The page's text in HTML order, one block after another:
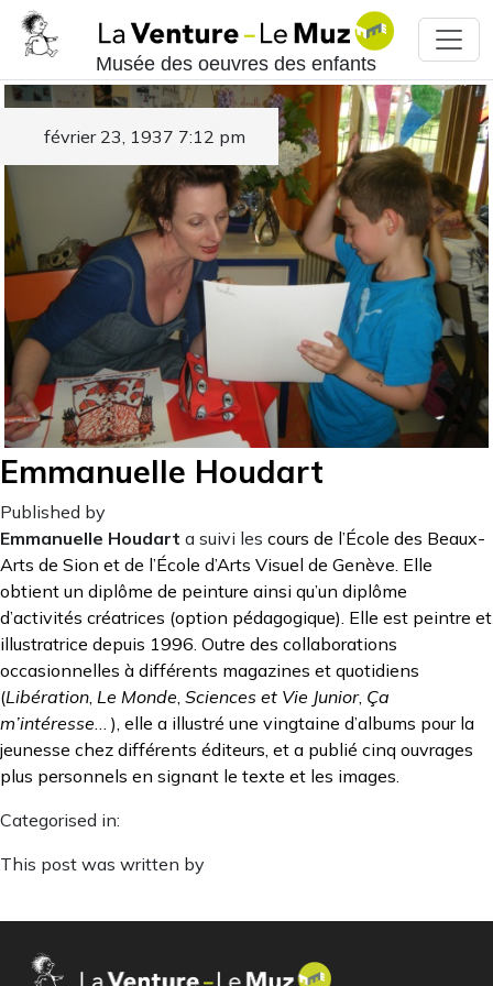
Musée des oeuvres des enfants
Emmanuelle Houdart
février 23, 1937 7:12 pm
Published by
Emmanuelle Houdart a suivi les cours de l’École des Beaux-
Arts de Sion et de l’École d’Arts Visuel de Genève. Elle
obtient un diplôme de peinture ainsi qu’un diplôme
d’activités créatrices (option pédagogique). Elle est peintre et
illustratrice depuis 1996. Outre des collaborations
occasionnelles à différents magazines et quotidiens
(Libération, Le Monde, Sciences et Vie Junior, Ça
m’intéresse… ), elle a illustré une vingtaine d’albums pour la
jeunesse chez différents éditeurs, et a publié cinq ouvrages
plus personnels en signant le texte et les images.
Categorised in:
This post was written by